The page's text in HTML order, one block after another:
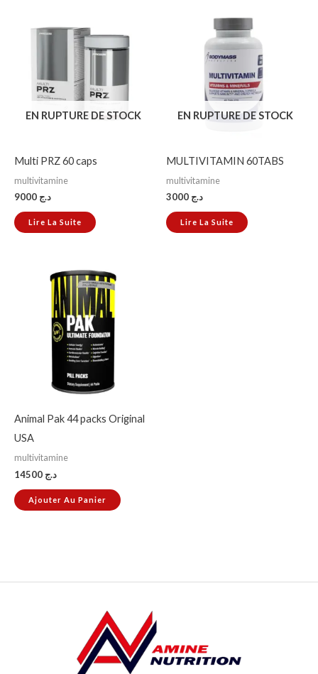
EN RUPTURE DE STOCK
Multi PRZ 60 caps
multivitamine
د.ج
Lire La Suite
EN RUPTURE DE STOCK
MULTIVITAMIN 60TABS
multivitamine
د.ج
Lire La Suite
Animal Pak 44 packs Original
USA
multivitamine
د.ج
Ajouter Au Panier